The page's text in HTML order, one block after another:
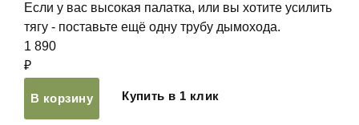
Если у вас высокая палатка, или вы хотите усилить
тягу - поставьте ещё одну трубу дымохода.
1 890
₽
В корзину Купить в 1 клик